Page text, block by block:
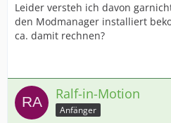
Leider versteh ich davon
den Modmanager installiert
ca. damit rechnen?
Ralf-in-Motion
Anfänger